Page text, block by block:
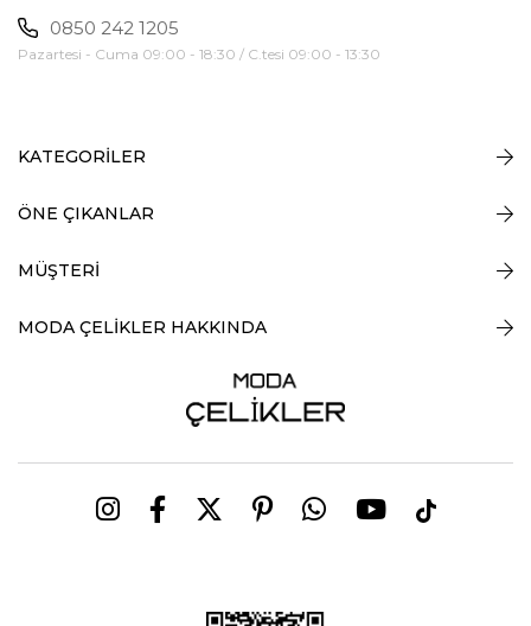
0850 242 1205
Pazartesi - Cuma 09:00 - 18:30 / C.tesi 09:00 - 13:30
KATEGORİLER
ÖNE ÇIKANLAR
MÜŞTERİ
MODA ÇELİKLER HAKKINDA